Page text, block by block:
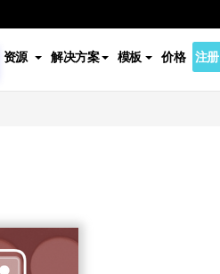
资源 解决方案 模板 价格 注册